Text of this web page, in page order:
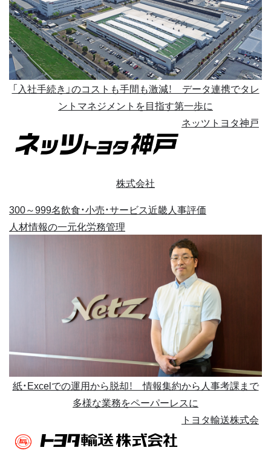
「入社手続き」のコストも手間も激減！ データ連携でタレ
ントマネジメントを目指す第一歩に
ネッツトヨタ神戸
株式会社
300～999名飲食・小売・サービス近畿人事評価
人材情報の一元化労務管理
紙・Excelでの運用から脱却！ 情報集約から人事考課まで
多様な業務をペーパーレスに
トヨタ輸送株式会